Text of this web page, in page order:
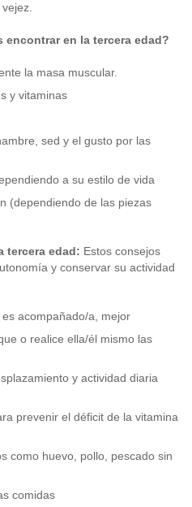
encontrar en la tercera edad?
la masa muscular.
y vitaminas
sed y el gusto por las
a su estilo de vida
(dependiendo de las piezas
tercera edad: Estos consejos
y conservar su actividad
acompañado/a, mejor
o realice ella/él mismo las
y actividad diaria
prevenir el déficit de la vitamina
como huevo, pollo, pescado sin
comidas